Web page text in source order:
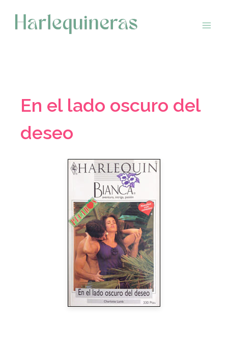
contenido
En el lado oscuro del
deseo